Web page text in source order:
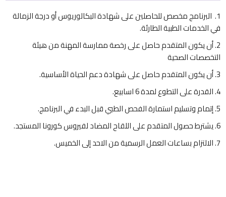
البرنامج مخصص للحاصلين على شهادة البكالوريوس أو درجة الزمالة
في الخدمات الطبية الطارئة.
أن يكون المتقدم حاصل على رخصة ممارسة المهنة من هيئة
التخصصات الصحية
أن يكون المتقدم حاصل على شهادة دعم الحياة الأساسية.
القدرة على التطوع لمدة 6 اسابيع.
إتمام وتسليم استمارة الفحص الطبي قبل البدء في البرنامج.
يشترط حصول المتقدم على اللقاح المضاد لفيروس كورونا المستجد.
الالتزام بساعات العمل الرسمية من الاحد إلى الخميس.